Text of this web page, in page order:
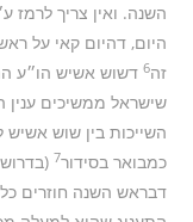
השנה. ואין צריך לרמז
היום, דהיום קאי על
זה6 דשוש אשיש הו״ע
שישראל ממשיכים ענין
השייכות בין שוש
כמבואר בסידור7
דבראש השנה חוזרים